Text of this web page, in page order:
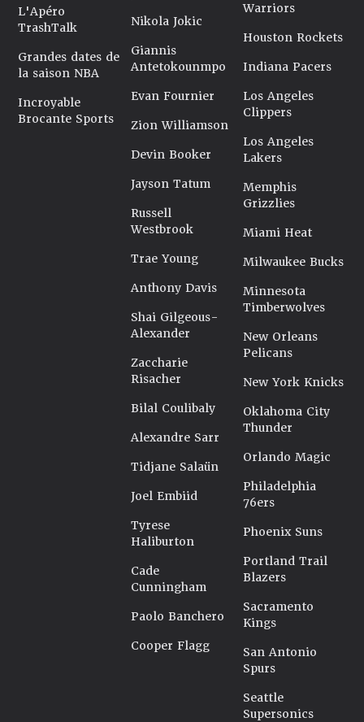
L'Apéro
TrashTalk
Grandes dates de
la saison NBA
Incroyable
Brocante Sports
Nikola Jokic
Giannis
Antetokounmpo
Evan Fournier
Zion Williamson
Devin Booker
Jayson Tatum
Russell
Westbrook
Trae Young
Anthony Davis
Shai Gilgeous-
Alexander
Zaccharie
Risacher
Bilal Coulibaly
Alexandre Sarr
Tidjane Salaün
Joel Embiid
Tyrese
Haliburton
Cade
Cunningham
Paolo Banchero
Cooper Flagg
Warriors
Houston Rockets
Indiana Pacers
Los Angeles
Clippers
Los Angeles
Lakers
Memphis
Grizzlies
Miami Heat
Milwaukee Bucks
Minnesota
Timberwolves
New Orleans
Pelicans
New York Knicks
Oklahoma City
Thunder
Orlando Magic
Philadelphia
76ers
Phoenix Suns
Portland Trail
Blazers
Sacramento
Kings
San Antonio
Spurs
Seattle
Supersonics